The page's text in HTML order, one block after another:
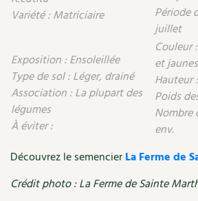
Conception et gros oeuvre
Matériaux écologiques
Énergie
Gestion de l’eau
Trucs & astuces
Appels à témoignage
Bonnes adresses
Variété : Matriciaire
Période
juillet
Exposition : Ensoleillée
Type de sol : Léger, drainé
Association : La plupart des
légumes
À éviter :
Couleur
et jaunes
Hauteur :
Poids
Nombre
env.
Découvrez le semencierLa Ferme de
Crédit photo : La Ferme de Sainte